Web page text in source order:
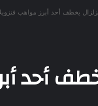
يخطف أحد أبرز مواهب
أحد